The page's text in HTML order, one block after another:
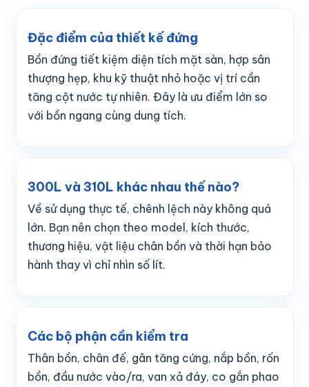
Đặc điểm của thiết kế đứng
Bồn đứng tiết kiệm diện tích mặt sàn, hợp sân
thượng hẹp, khu kỹ thuật nhỏ hoặc vị trí cần
tăng cột nước tự nhiên. Đây là ưu điểm lớn so
với bồn ngang cùng dung tích.
300L và 310L khác nhau thế nào?
Về sử dụng thực tế, chênh lệch này không quá
lớn. Bạn nên chọn theo model, kích thước,
thương hiệu, vật liệu chân bồn và thời hạn bảo
hành thay vì chỉ nhìn số lít.
Các bộ phận cần kiểm tra
Thân bồn, chân đế, gân tăng cứng, nắp bồn, rốn
bồn, đầu nước vào/ra, van xả đáy, co gắn phao